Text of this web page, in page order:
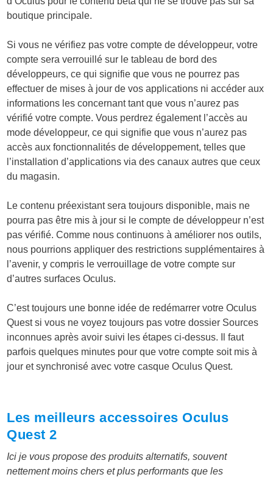
boutique principale.
Si vous ne vérifiez pas votre compte de développeur, votre
compte sera verrouillé sur le tableau de bord des
développeurs, ce qui signifie que vous ne pourrez pas
effectuer de mises à jour de vos applications ni accéder aux
informations les concernant tant que vous n’aurez pas
vérifié votre compte. Vous perdrez également l’accès au
mode développeur, ce qui signifie que vous n’aurez pas
accès aux fonctionnalités de développement, telles que
l’installation d’applications via des canaux autres que ceux
du magasin.
Le contenu préexistant sera toujours disponible, mais ne
pourra pas être mis à jour si le compte de développeur n’est
pas vérifié. Comme nous continuons à améliorer nos outils,
nous pourrions appliquer des restrictions supplémentaires à
l’avenir, y compris le verrouillage de votre compte sur
d’autres surfaces Oculus.
C’est toujours une bonne idée de redémarrer votre Oculus
Quest si vous ne voyez toujours pas votre dossier Sources
inconnues après avoir suivi les étapes ci-dessus. Il faut
parfois quelques minutes pour que votre compte soit mis à
jour et synchronisé avec votre casque Oculus Quest.
Les meilleurs accessoires Oculus
Quest 2
Ici je vous propose des produits alternatifs, souvent
nettement moins chers et plus performants que les